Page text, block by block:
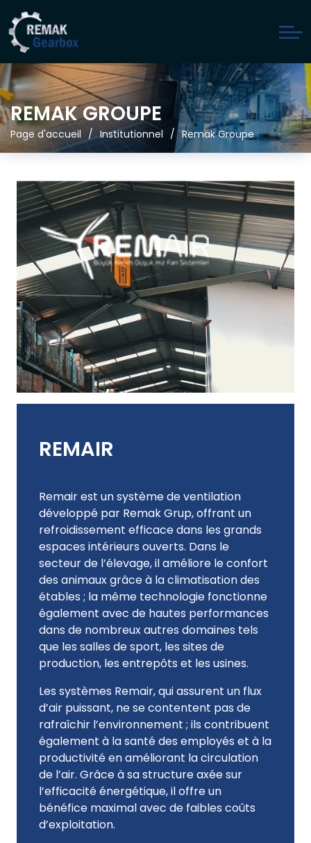
REMAK GROUPE
Page d'accueil Institutionnel Remak Groupe
REMAIR
Remair est un système de ventilation
développé par Remak Grup, offrant un
refroidissement efficace dans les grands
espaces intérieurs ouverts. Dans le
secteur de l’élevage, il améliore le confort
des animaux grâce à la climatisation des
étables ; la même technologie fonctionne
également avec de hautes performances
dans de nombreux autres domaines tels
que les salles de sport, les sites de
production, les entrepôts et les usines.
Les systèmes Remair, qui assurent un flux
d’air puissant, ne se contentent pas de
rafraîchir l’environnement ; ils contribuent
également à la santé des employés et à la
productivité en améliorant la circulation
de l’air. Grâce à sa structure axée sur
l’efficacité énergétique, il offre un
bénéfice maximal avec de faibles coûts
d’exploitation.